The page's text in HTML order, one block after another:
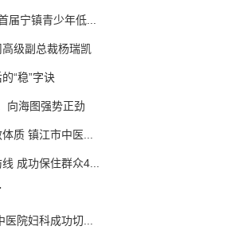
届宁镇青少年低...
级副总裁杨瑞凯
“稳”字诀
向海图强势正劲
质 镇江市中医...
成功保住群众4...
医院妇科成功切...